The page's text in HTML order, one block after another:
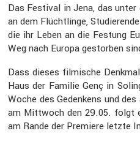
Das Festival in Jena, das
an dem Flücht­linge,
die ihr Leben an die Festung
Weg nach Europa gestorben
Dass dieses filmi­sche
Haus der Familie Genç in
Woche des Geden­kens und
am Mittwoch den 29.05. folgt
am Rande der Premiere letzte